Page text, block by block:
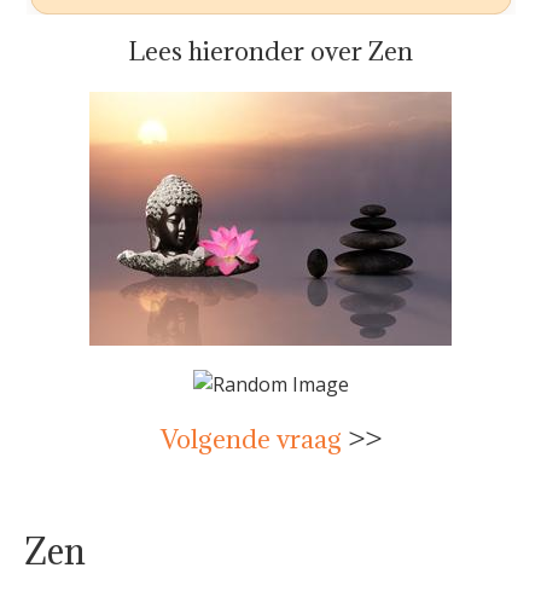
Lees hieronder over Zen
Volgende vraag >>
Zen